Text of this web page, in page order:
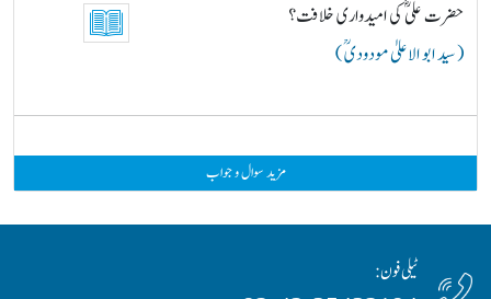
حضرت علیؓ کی امیدواری خلافت؟
( سید ابو الاعلیٰ مودودیؒ )
مزید سوال و جواب
ٹیلی فون: